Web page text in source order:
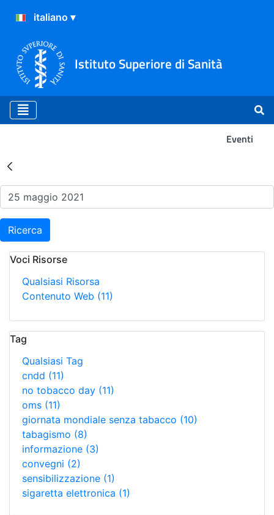
Istituto Superiore di Sanità
Eventi
Risultati della Ricerca -
Ricerca
Voci Risorse
Qualsiasi Risorsa
Contenuto Web (11)
Tag
Qualsiasi Tag
cndd (11)
no tobacco day (11)
oms (11)
giornata mondiale senza tabacco (10)
tabagismo (8)
informazione (3)
convegni (2)
sensibilizzazione (1)
sigaretta elettronica (1)